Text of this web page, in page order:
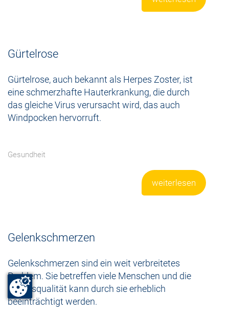
Gürtelrose
Gürtelrose, auch bekannt als Herpes Zoster, ist
eine schmerzhafte Hauterkrankung, die durch
das gleiche Virus verursacht wird, das auch
Windpocken hervorruft.
Gesundheit
weiterlesen
Gelenkschmerzen
Gelenkschmerzen sind ein weit verbreitetes
Problem. Sie betreffen viele Menschen und die
Lebensqualität kann durch sie erheblich
beeinträchtigt werden.